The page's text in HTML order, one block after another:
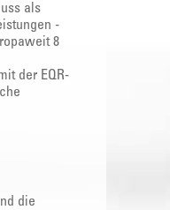
als
-
8
der EQR-
die